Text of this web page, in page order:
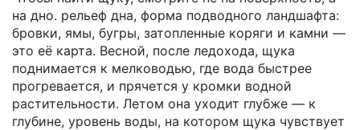
на дно. рельеф дна, форма подводного ландшафта:
бровки, ямы, бугры, затопленные коряги и камни —
это её карта. Весной, после ледохода, щука
поднимается к мелководью, где вода быстрее
прогревается, и прячется у кромки водной
растительности. Летом она уходит глубже — к
глубине, уровень воды, на котором щука чувствует